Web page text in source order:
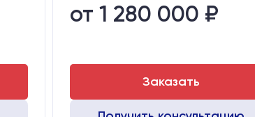
от 1 280 000 ₽
Заказать